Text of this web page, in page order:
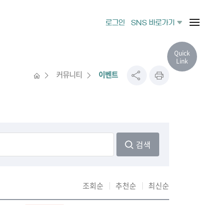
로그인 SNS 바로가기
커뮤니티 이벤트
검색
조회순 추천순 최신순
Quick
Link